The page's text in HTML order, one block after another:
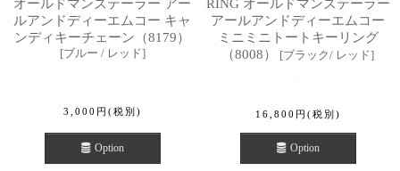
オールドマンズテーラー アー
ルアンドディーエムコー キャ
ンディキーチェーン（8179）
[ブルー / レッド]
3,000 円 (税別)
Option
RING オールドマンズテーラー
アールアンドディーエムコー
ミニミニトートキーリング
（8008）
[ブラック/ レッド]
16,800 円 (税別)
Option